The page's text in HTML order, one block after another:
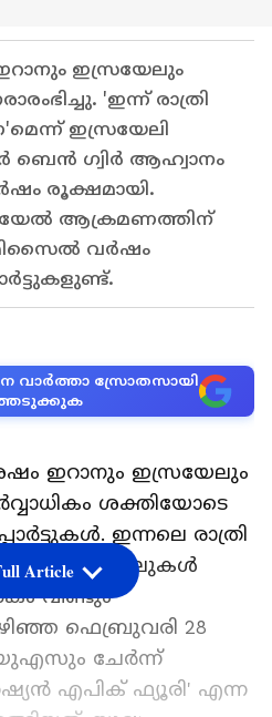
ഇസ്രയേലും
'ഇന്ന് രാത്രി
ഇസ്രയേലി
ബെൻ ഗ്വിർ ആഹ്വാനം
രൂക്ഷമായി.
ആക്രമണത്തിന്
മിസൈൽ വർഷം
വാർത്താ സ്രോതസായി
ഇറാനും ഇസ്രയേലും
ശക്തിയോടെ
ഇന്നലെ രാത്രി
മിസൈലുകൾ
വീണ്ടും
ഫെബ്രുവരി 28
ചേർന്ന്
എപിക് ഫ്യൂരി' എന്ന
Article